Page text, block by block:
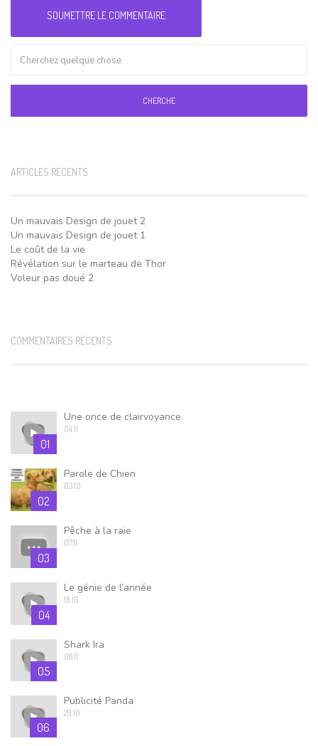
CHERCHE
ARTICLES RÉCENTS
Un mauvais Design de jouet 2
Un mauvais Design de jouet 1
Le coût de la vie
Révélation sur le marteau de Thor
Voleur pas doué 2
COMMENTAIRES RÉCENTS
01
Une once de clairvoyance
04.11
02
Parole de Chien
03.10
03
Pêche à la raie
07.11
04
Le génie de l’année
16.10
05
Shark Ira
08.11
06
Publicité Panda
29.10